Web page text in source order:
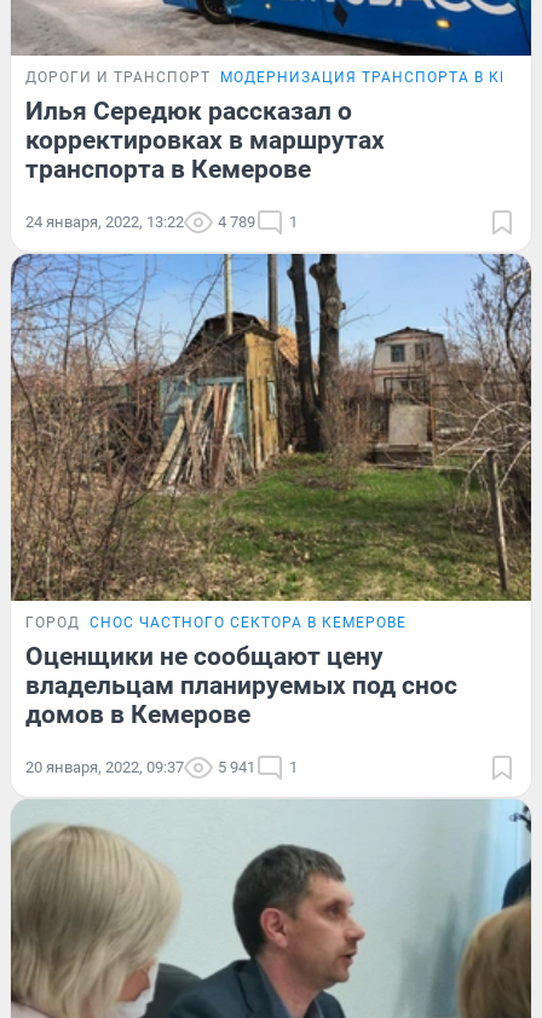
ДОРОГИ И ТРАНСПОРТ МОДЕРНИЗАЦИЯ ТРАНСПОРТА В
Илья Середюк рассказал о
корректировках в маршрутах
транспорта в Кемерове
24 января, 2022, 13:22 4 789 1
ГОРОД СНОС ЧАСТНОГО СЕКТОРА В КЕМЕРОВЕ
Оценщики не сообщают цену
владельцам планируемых под снос
домов в Кемерове
20 января, 2022, 09:37 5 941 1